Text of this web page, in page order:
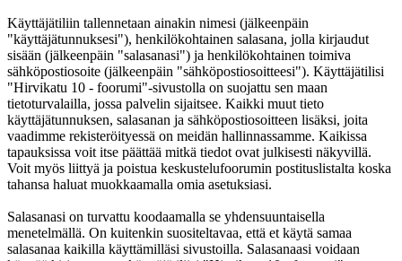
Käyttäjätiliin tallennetaan ainakin nimesi (jälkeenpäin
"käyttäjätunnuksesi"), henkilökohtainen salasana, jolla kirjaudut
sisään (jälkeenpäin "salasanasi") ja henkilökohtainen toimiva
sähköpostiosoite (jälkeenpäin "sähköpostiosoitteesi"). Käyttäjätilisi
"Hirvikatu 10 - foorumi"-sivustolla on suojattu sen maan
tietoturvalailla, jossa palvelin sijaitsee. Kaikki muut tieto
käyttäjätunnuksen, salasanan ja sähköpostiosoitteen lisäksi, joita
vaadimme rekisteröityessä on meidän hallinnassamme. Kaikissa
tapauksissa voit itse päättää mitkä tiedot ovat julkisesti näkyvillä.
Voit myös liittyä ja poistua keskustelufoorumin postituslistalta koska
tahansa haluat muokkaamalla omia asetuksiasi.
Salasanasi on turvattu koodaamalla se yhdensuuntaisella
menetelmällä. On kuitenkin suositeltavaa, että et käytä samaa
salasanaa kaikilla käyttämilläsi sivustoilla. Salasanaasi voidaan